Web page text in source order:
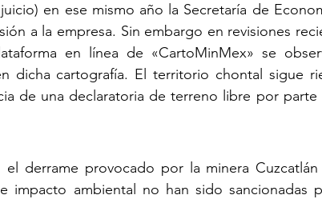
en ese mismo año la Secretaría de
a la empresa. Sin embargo en revisiones
en línea de «CartoMinMex» se
dicha cartografía. El territorio chontal sigue
de una declaratoria de terreno libre por parte
derrame provocado por la minera Cuzcatlán
impacto ambiental no han sido sancionadas